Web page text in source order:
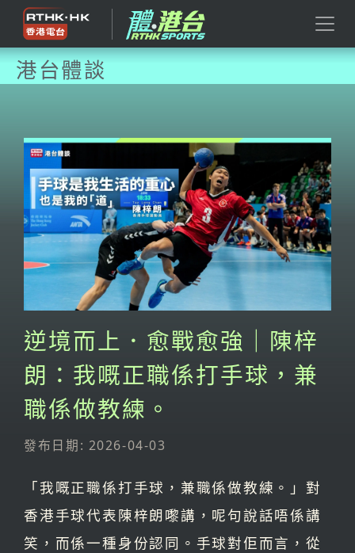
港台體談
逆境而上．愈戰愈強｜陳梓
朗：我嘅正職係打手球，兼
職係做教練。
發布日期: 2026-04-03
「我嘅正職係打手球，兼職係做教練。」對
香港手球代表陳梓朗嚟講，呢句說話唔係講
笑，而係一種身份認同。手球對佢而言，從